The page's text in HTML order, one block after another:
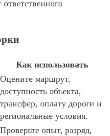
Как использовать
Оцените маршрут,
доступность объекта,
трансфер, оплату дороги и
региональные условия.
Проверьте опыт, разряд,